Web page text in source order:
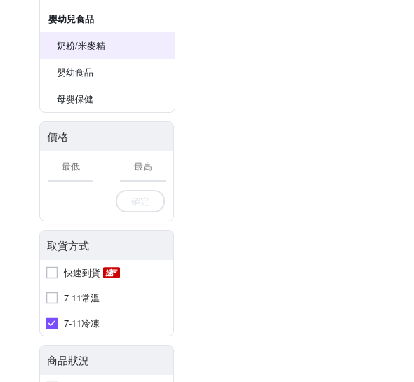
嬰幼兒食品
奶粉/米麥精
嬰幼食品
母嬰保健
價格
-
確定
取貨方式
快速到貨
7-11常溫
7-11冷凍
商品狀況